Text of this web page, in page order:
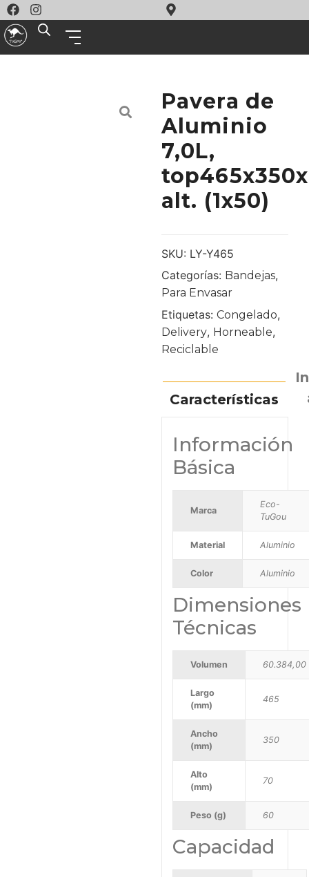
Pavera de
Aluminio
7,0L,
alt. (1x50)
SKU: LY-Y465
Categorías: Bandejas,
Para Envasar
Etiquetas: Congelado,
Delivery, Horneable,
Reciclable
Características
Información
Básica
Marca
Eco-
TuGou
Material Aluminio
Color Aluminio
Dimensiones
Técnicas
Volumen 60.384,00
Largo
(mm)
465
Ancho
(mm)
350
Alto
(mm)
70
Peso (g) 60
Capacidad